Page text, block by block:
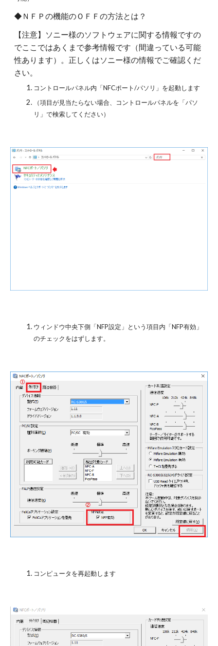
◆ＮＦＰの機能のＯＦＦの方法とは？
【注意】ソニー様のソフトウェアに関する情報ですの
でここではあくまで参考情報です（間違っている可能
性あります）。正しくはソニー様の情報でご確認くだ
さい。
コントロールパネル内「NFCポート/パソリ」を起動します
（項目が見当たらない場合、コントロールパネルを「パソ
リ」で検索してください）
ウィンドウ中央下側「NFP設定」という項目内「NFP有効」
のチェックをはずします。
コンピュータを再起動します